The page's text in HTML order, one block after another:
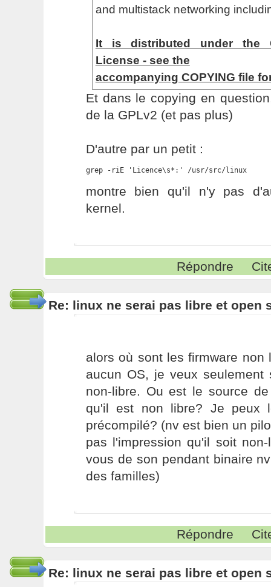
and multistack networking
It is distributed under the
License - see the
accompanying COPYING file
Et dans le copying en
de la GPLv2 (et pas plus)
D'autre par un petit :
grep -riE 'Licence\s*:' /usr/src/linux
montre bien qu'il n'y pas
kernel.
Répondre
Re: linux ne serai pas libre et open
alors où sont les firmware non
aucun OS, je veux
non-libre. Ou est le source
qu'il est non libre? Je peux
précompilé? (nv est bien un
pas l'impression qu'il soit
vous de son pendant binaire
des familles)
Répondre
Re: linux ne serai pas libre et open